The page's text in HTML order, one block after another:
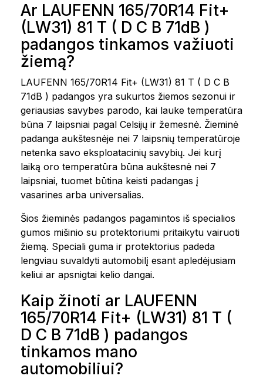
Ar LAUFENN 165/70R14 Fit+
(LW31) 81 T ( D C B 71dB )
padangos tinkamos važiuoti
žiemą?
LAUFENN 165/70R14 Fit+ (LW31) 81 T ( D C B
71dB ) padangos yra sukurtos žiemos sezonui ir
geriausias savybes parodo, kai lauke temperatūra
būna 7 laipsniai pagal Celsijų ir žemesnė. Žieminė
padanga aukštesnėje nei 7 laipsnių temperatūroje
netenka savo eksploatacinių savybių. Jei kurį
laiką oro temperatūra būna aukštesnė nei 7
laipsniai, tuomet būtina keisti padangas į
vasarines arba universalias.
Šios žieminės padangos pagamintos iš specialios
gumos mišinio su protektoriumi pritaikytu vairuoti
žiemą. Speciali guma ir protektorius padeda
lengviau suvaldyti automobilį esant apledėjusiam
keliui ar apsnigtai kelio dangai.
Kaip žinoti ar LAUFENN
165/70R14 Fit+ (LW31) 81 T (
D C B 71dB ) padangos
tinkamos mano
automobiliui?